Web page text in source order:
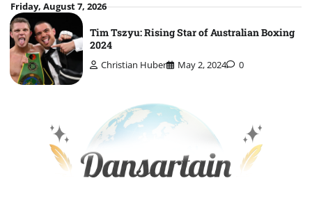
Skip
to
content
Friday, August 7, 2026
Tim Tszyu: Rising Star of Australian Boxing
2024
Christian Huber May 2, 2024 0